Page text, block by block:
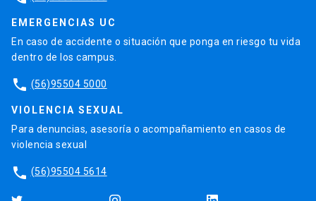
EMERGENCIAS UC
En caso de accidente o situación que ponga en riesgo tu vida
dentro de los campus.
phone (56)95504 5000
VIOLENCIA SEXUAL
Para denuncias, asesoría o acompañamiento en casos de
violencia sexual
phone (56)95504 5614